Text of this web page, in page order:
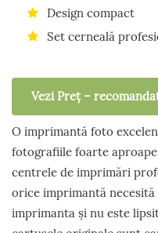
Design compact
Set cerneală
Vezi Preț –
O imprimantă foto
fotografiile foarte
centrele de imprimări
orice imprimantă
imprimanta și nu este